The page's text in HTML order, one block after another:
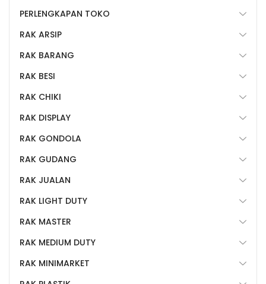
PERLENGKAPAN TOKO
RAK ARSIP
RAK BARANG
RAK BESI
RAK CHIKI
RAK DISPLAY
RAK GONDOLA
RAK GUDANG
RAK JUALAN
RAK LIGHT DUTY
RAK MASTER
RAK MEDIUM DUTY
RAK MINIMARKET